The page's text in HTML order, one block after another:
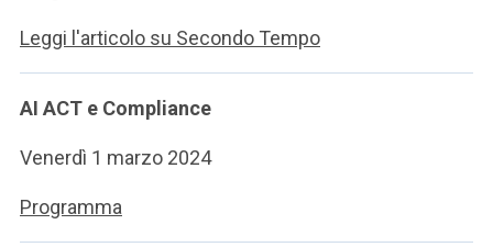
Leggi l'articolo su Secondo Tempo
AI ACT e Compliance
Venerdì 1 marzo 2024
Programma